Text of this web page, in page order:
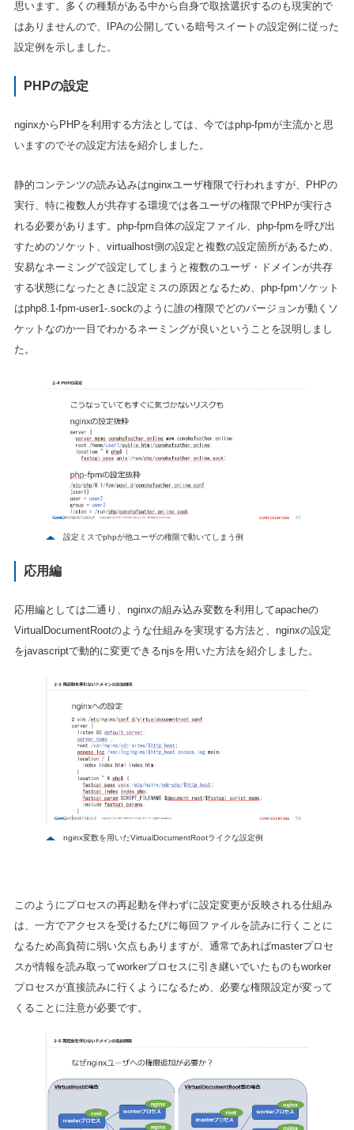
思います。多くの種類がある中から自身で取捨選択するのも現実的で
はありませんので、IPAの公開している暗号スイートの設定例に従った
設定例を示しました。
PHPの設定
nginxからPHPを利用する方法としては、今ではphp-fpmが主流かと思
いますのでその設定方法を紹介しました。
静的コンテンツの読み込みはnginxユーザ権限で行われますが、PHPの
実行、特に複数人が共存する環境では各ユーザの権限でPHPが実行さ
れる必要があります。php-fpm自体の設定ファイル、php-fpmを呼び出
すためのソケット、virtualhost側の設定と複数の設定箇所があるため、
安易なネーミングで設定してしまうと複数のユーザ・ドメインが共存
する状態になったときに設定ミスの原因となるため、php-fpmソケット
はphp8.1-fpm-user1-.sockのように誰の権限でどのバージョンが動くソ
ケットなのか一目でわかるネーミングが良いということを説明しまし
た。
設定ミスでphpが他ユーザの権限で動いてしまう例
応用編
応用編としては二通り、nginxの組み込み変数を利用してapacheの
VirtualDocumentRootのような仕組みを実現する方法と、nginxの設定
をjavascriptで動的に変更できるnjsを用いた方法を紹介しました。
nginx変数を用いたVirtualDocumentRootライクな設定例
このようにプロセスの再起動を伴わずに設定変更が反映される仕組み
は、一方でアクセスを受けるたびに毎回ファイルを読みに行くことに
なるため高負荷に弱い欠点もありますが、通常であればmasterプロセ
スが情報を読み取ってworkerプロセスに引き継いでいたものもworker
プロセスが直接読みに行くようになるため、必要な権限設定が変って
くることに注意が必要です。